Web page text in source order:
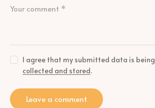
I agree that my submitted data is being
collected and stored.